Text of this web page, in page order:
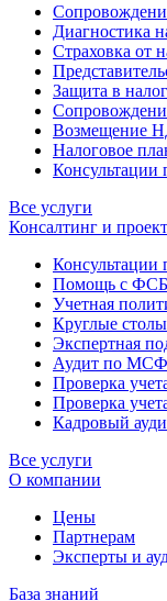
Диагностика
Страховка от
Защита в
Возмещение
Налоговое
Консультации
Все услуги
Консалтинг и
Консультации
Помощь с
Учетная
Круглые столы
Экспертная
Аудит по
Проверка
Проверка
Кадровый
Все услуги
О компании
Цены
Партнерам
Эксперты и
База знаний